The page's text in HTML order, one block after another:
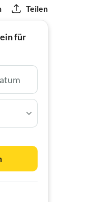
Teilen
für